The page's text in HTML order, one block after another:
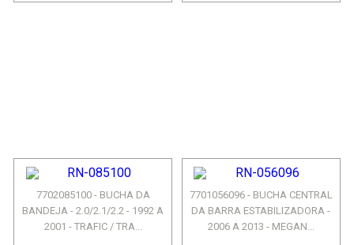
7702085100 - BUCHA DA
BANDEJA - 2.0/2.1/2.2 - 1992 A
2001 - TRAFIC / TRA...
7701056096 - BUCHA CENTRAL
DA BARRA ESTABILIZADORA -
2006 A 2013 - MEGAN...